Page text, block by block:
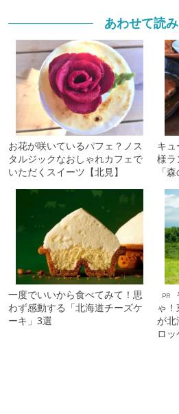
あわせて読
お花が咲いているパフェ？ノス
タルジックなおしゃれカフェで
いただくスイーツ【北見】
キ
様ラ
「
一度でいいから食べてみて！思
わず感動する「北海道チーズケ
ーキ」3選
PR
ゃ
が北
ロッ